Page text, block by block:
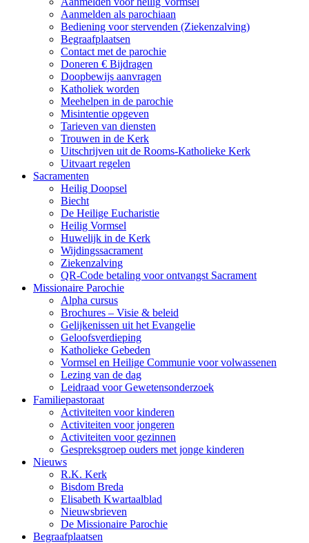
Aanmelden als parochiaan
Bediening voor stervenden (Ziekenzalving)
Begraafplaatsen
Contact met de parochie
Doneren € Bijdragen
Doopbewijs aanvragen
Katholiek worden
Meehelpen in de parochie
Misintentie opgeven
Tarieven van diensten
Trouwen in de Kerk
Uitschrijven uit de Rooms-Katholieke Kerk
Uitvaart regelen
Sacramenten
Heilig Doopsel
Biecht
De Heilige Eucharistie
Heilig Vormsel
Huwelijk in de Kerk
Wijdingssacrament
Ziekenzalving
QR-Code betaling voor ontvangst Sacrament
Missionaire Parochie
Alpha cursus
Brochures – Visie & beleid
Gelijkenissen uit het Evangelie
Geloofsverdieping
Katholieke Gebeden
Vormsel en Heilige Communie voor volwassenen
Lezing van de dag
Leidraad voor Gewetensonderzoek
Familiepastoraat
Activiteiten voor kinderen
Activiteiten voor jongeren
Activiteiten voor gezinnen
Gespreksgroep ouders met jonge kinderen
Nieuws
R.K. Kerk
Bisdom Breda
Elisabeth Kwartaalblad
Nieuwsbrieven
De Missionaire Parochie
Begraafplaatsen